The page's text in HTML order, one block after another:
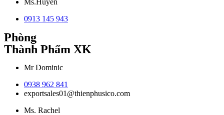
0913 145 943
Phòng
Thành Phẩm XK
Mr Dominic
0938 962 841
exportsales01@thienphusico.com
Ms. Rachel